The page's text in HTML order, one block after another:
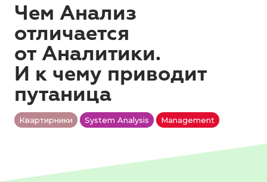
Чем Анализ
отличается
от Аналитики.
И к чему приводит
путаница
Квартирники System Analysis Management